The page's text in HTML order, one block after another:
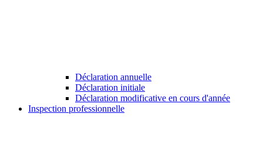
Déclaration annuelle
Déclaration initiale
Déclaration modificative en cours d'année
Inspection professionnelle